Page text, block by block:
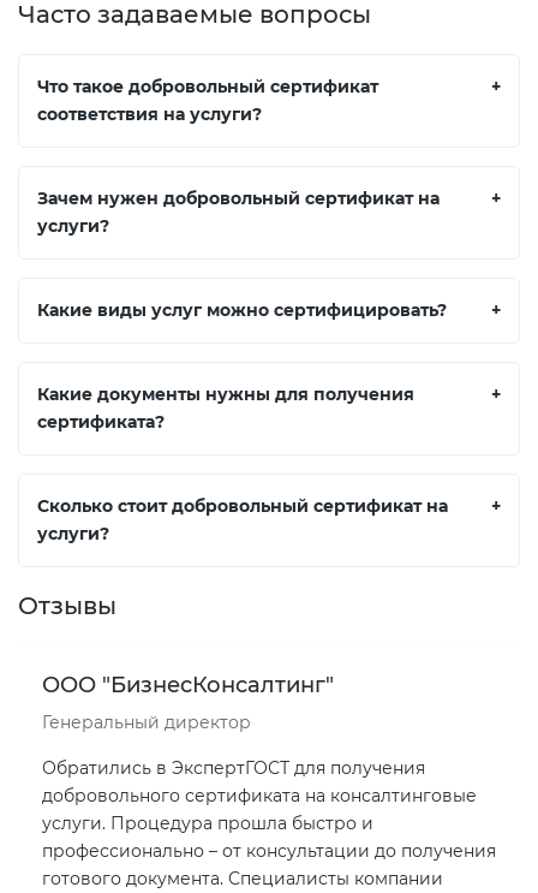
Часто задаваемые вопросы
Что такое добровольный сертификат
соответствия на услуги?
+
Зачем нужен добровольный сертификат на
услуги?
+
Какие виды услуг можно сертифицировать? +
Какие документы нужны для получения
сертификата?
+
Сколько стоит добровольный сертификат на
услуги?
+
Отзывы
ООО "БизнесКонсалтинг"
Генеральный директор
Обратились в ЭкспертГОСТ для получения
добровольного сертификата на консалтинговые
услуги. Процедура прошла быстро и
профессионально – от консультации до получения
готового документа. Специалисты компании